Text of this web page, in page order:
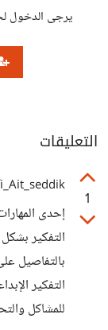
يرجى الدخول
التعليقات
1
إحدى
التفكير
بالتفاصيل
التفكير
للمشاكل